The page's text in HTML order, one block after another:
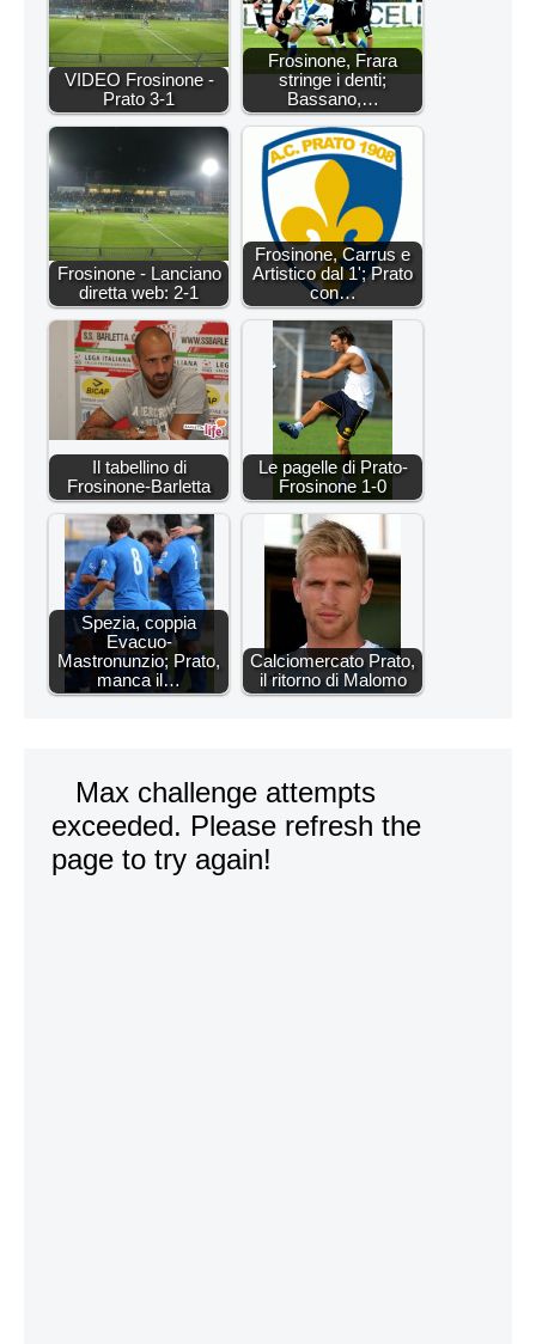
VIDEO Frosinone -
Prato 3-1
Frosinone, Frara
stringe i denti;
Bassano,…
Frosinone - Lanciano
diretta web: 2-1
Frosinone, Carrus e
Artistico dal 1'; Prato
con…
Il tabellino di
Frosinone-Barletta
Le pagelle di Prato-
Frosinone 1-0
Spezia, coppia
Evacuo-
Mastronunzio; Prato,
manca il…
Calciomercato Prato,
il ritorno di Malomo